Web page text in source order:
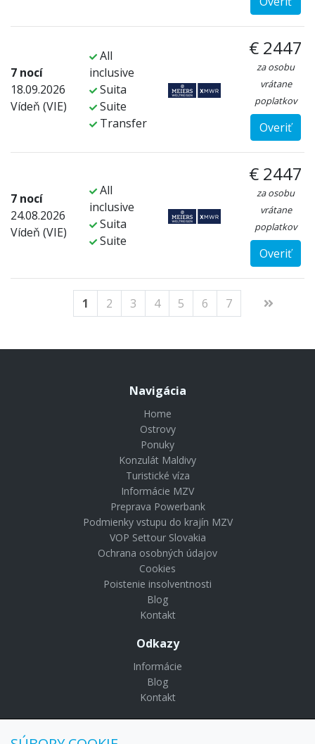
7 nocí
18.09.2026
Vídeň (VIE)
All
inclusive
Suita
Suite
Transfer
€ 2447
za osobu
vrátane
poplatkov
Overiť
7 nocí
24.08.2026
Vídeň (VIE)
All
inclusive
Suita
Suite
€ 2447
za osobu
vrátane
poplatkov
Overiť
1 2 3 4 5 6 7
Navigácia
Home
Ostrovy
Ponuky
Konzulát Maldivy
Turistické víza
Informácie MZV
Preprava Powerbank
Podmienky vstupu do krajín MZV
VOP Settour Slovakia
Ochrana osobných údajov
Cookies
Poistenie insolventnosti
Blog
Kontakt
Odkazy
Informácie
Blog
Kontakt